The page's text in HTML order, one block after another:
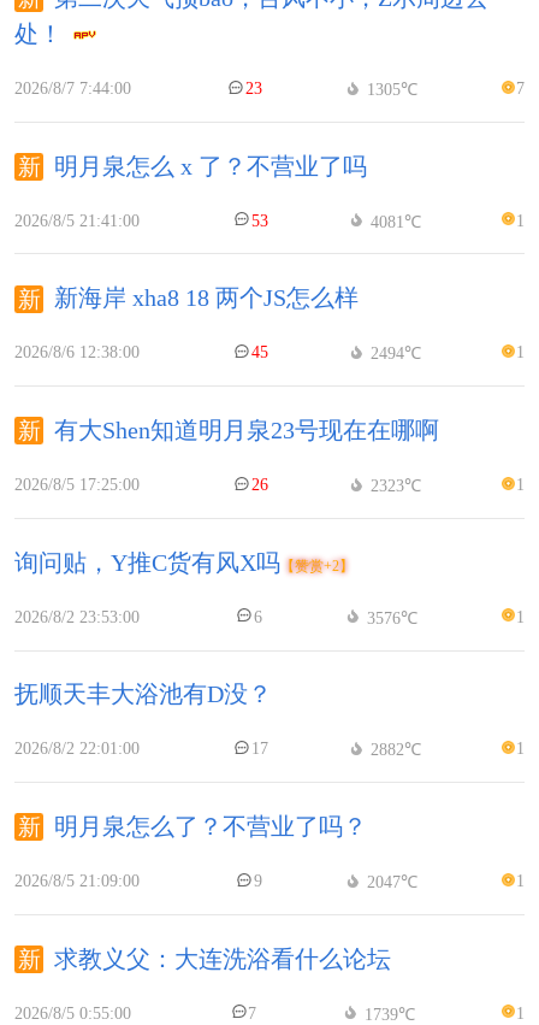
处！
2026/8/7 7:44:00 23 1305℃ 7
明月泉怎么 x 了？不营业了吗
2026/8/5 21:41:00 53 4081℃ 1
新海岸 xha8 18 两个JS怎么样
2026/8/6 12:38:00 45 2494℃ 1
有大Shen知道明月泉23号现在在哪啊
2026/8/5 17:25:00 26 2323℃ 1
询问贴，Y推C货有风X吗【赞赏+2】
2026/8/2 23:53:00 6 3576℃ 1
抚顺天丰大浴池有D没？
2026/8/2 22:01:00 17 2882℃ 1
明月泉怎么了？不营业了吗？
2026/8/5 21:09:00 9 2047℃ 1
求教义父：大连洗浴看什么论坛
2026/8/5 0:55:00 7 1739℃ 1